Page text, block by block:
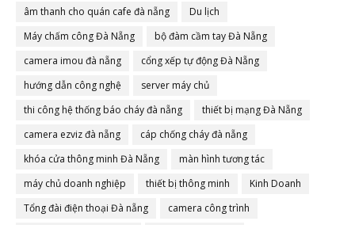
âm thanh cho quán cafe đà nẵng
Du lịch
Máy chấm công Đà Nẵng
bộ đàm cầm tay Đà Nẵng
camera imou đà nẵng
cổng xếp tự động Đà Nẵng
hướng dẫn công nghệ
server máy chủ
thi công hệ thống báo cháy đà nẵng
thiết bị mạng Đà Nẵng
camera ezviz đà nẵng
cáp chống cháy đà nẵng
khóa cửa thông minh Đà Nẵng
màn hình tương tác
máy chủ doanh nghiệp
thiết bị thông minh
Kinh Doanh
Tổng đài điện thoại Đà nẵng
camera công trình